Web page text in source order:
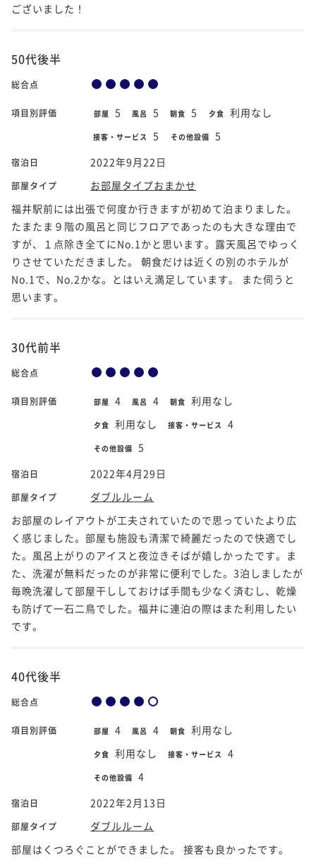
ございました！
50代後半
総合点
項目別評価 部屋 5 風呂 5 朝食 5 夕食 利用なし
接客・サービス 5 その他設備 5
宿泊日 2022年9月22日
部屋タイプ
お部屋タイプおまかせ
福井駅前には出張で何度か行きますが初めて泊まりました。
たまたま９階の風呂と同じフロアであったのも大きな理由で
すが、１点除き全てにNo.1かと思います。露天風呂でゆっく
りさせていただきました。 朝食だけは近くの別のホテルが
No.1で、No.2かな。とはいえ満足しています。 また伺うと
思います。
30代前半
総合点
項目別評価 部屋 4 風呂 4 朝食 利用なし
夕食 利用なし 接客・サービス 4
その他設備 5
宿泊日 2022年4月29日
部屋タイプ
ダブルルーム
お部屋のレイアウトが工夫されていたので思っていたより広
く感じました。部屋も施設も清潔で綺麗だったので快適でし
た。風呂上がりのアイスと夜泣きそばが嬉しかったです。ま
た、洗濯が無料だったのが非常に便利でした。3泊しましたが
毎晩洗濯して部屋干ししておけば手間も少なく済むし、乾燥
も防げて一石二鳥でした。福井に連泊の際はまた利用したい
です。
40代後半
総合点
項目別評価 部屋 4 風呂 4 朝食 利用なし
夕食 利用なし 接客・サービス 4
その他設備 4
宿泊日 2022年2月13日
部屋タイプ
ダブルルーム
部屋はくつろぐことができました。 接客も良かったです。